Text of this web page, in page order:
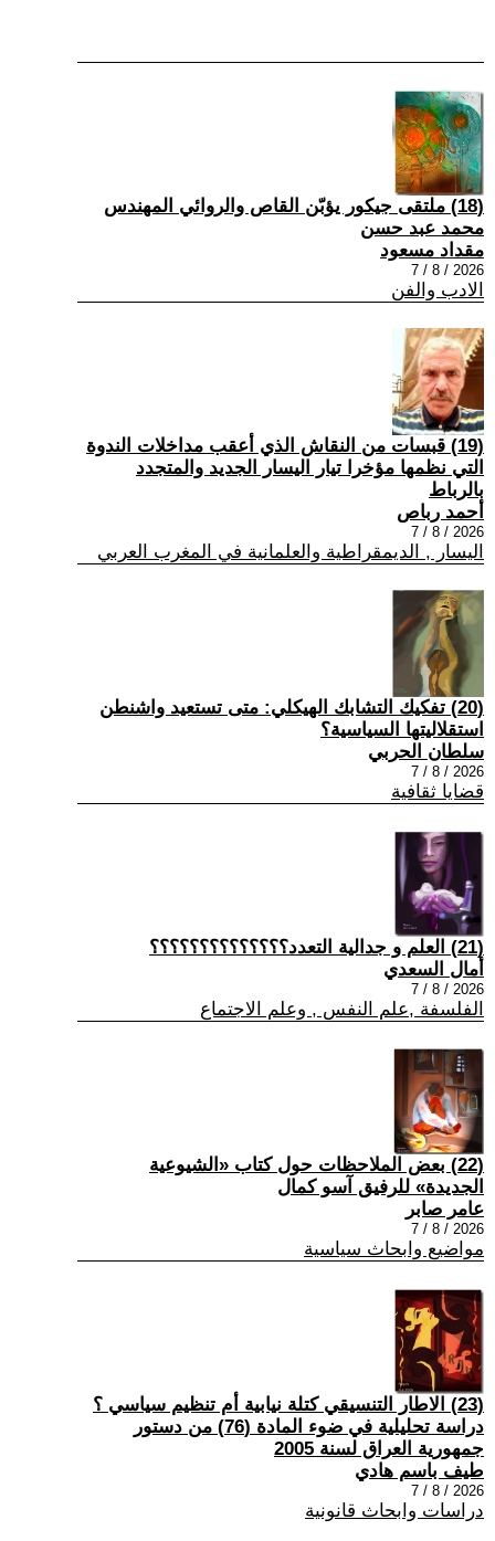
(18) ملتقى جيكور يؤبّن القاص والروائي المهندس
محمد عبد حسن
مقداد مسعود
2026 / 8 / 7
الادب والفن
(19) قبسات من النقاش الذي أعقب مداخلات الندوة
التي نظمها مؤخرا تيار اليسار الجديد والمتجدد
بالرباط
أحمد رباص
2026 / 8 / 7
اليسار , الديمقراطية والعلمانية في المغرب العربي
(20) تفكيك التشابك الهيكلي: متى تستعيد واشنطن
استقلاليتها السياسية؟
سلطان الحربي
2026 / 8 / 7
قضايا ثقافية
(21) العلم و جدالية التعدد؟؟؟؟؟؟؟؟؟؟؟؟؟؟
أمال السعدي
2026 / 8 / 7
الفلسفة ,علم النفس , وعلم الاجتماع
(22) بعض الملاحظات حول كتاب «الشيوعية
الجديدة» للرفيق آسو كمال
عامر صابر
2026 / 8 / 7
مواضيع وابحاث سياسية
(23) الاطار التنسيقي كتلة نيابية أم تنظيم سياسي ؟
دراسة تحليلية في ضوء المادة (76) من دستور
جمهورية العراق لسنة 2005
طيف باسم هادي
2026 / 8 / 7
دراسات وابحاث قانونية